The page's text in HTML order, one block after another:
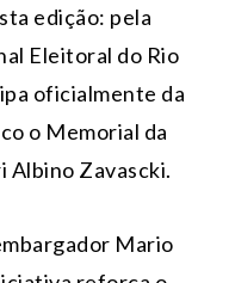
edição: pela
Eleitoral do Rio
oficialmente da
o Memorial da
Zavascki.
Mario